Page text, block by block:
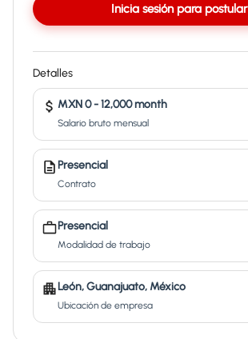
Inicia sesión para postular
Detalles
MXN 0 - 12,000 month
Salario bruto mensual
Presencial
Contrato
Presencial
Modalidad de trabajo
León, Guanajuato, México
Ubicación de empresa